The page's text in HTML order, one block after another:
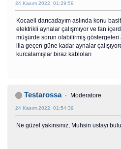
24 Kasım 2022, 01:29:59
Kocaeli darıcadayım aslında konu
elektrikli aynalar çalışmıyor ve fan
müşürde sorun olabilirmiş göstergeleri
illa geçen güne kadar aynalar
kurcalamışlar biraz kabloları
Testarossa Moderatore
24 Kasım 2022, 01:54:39
Ne güzel yakınsınız, Muhsin ustayı